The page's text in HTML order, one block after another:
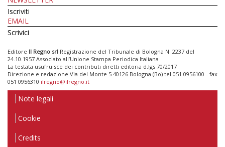
Iscriviti
EMAIL
Scrivici
Editore Il Regno srl Registrazione del Tribunale di Bologna N. 2237 del
24.10.1957 Associato all’Unione Stampa Periodica Italiana
La testata usufruisce dei contributi diretti editoria d.lgs 70/2017
Direzione e redazione Via del Monte 5 40126 Bologna (Bo) tel 051 0956100 - fax
051 0956310 ilregno@ilregno.it
Note legali
Cookie
Credits